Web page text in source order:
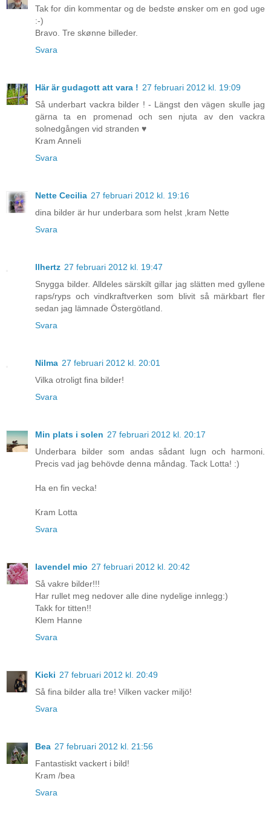
Tak for din kommentar og de bedste ønsker om en god uge
:-)
Bravo. Tre skønne billeder.
Svara
Här är gudagott att vara ! 27 februari 2012 kl. 19:09
Så underbart vackra bilder ! - Längst den vägen skulle jag
gärna ta en promenad och sen njuta av den vackra
solnedgången vid stranden ♥
Kram Anneli
Svara
Nette Cecilia 27 februari 2012 kl. 19:16
dina bilder är hur underbara som helst ,kram Nette
Svara
llhertz 27 februari 2012 kl. 19:47
Snygga bilder. Alldeles särskilt gillar jag slätten med gyllene
raps/ryps och vindkraftverken som blivit så märkbart fler
sedan jag lämnade Östergötland.
Svara
Nilma 27 februari 2012 kl. 20:01
Vilka otroligt fina bilder!
Svara
Min plats i solen 27 februari 2012 kl. 20:17
Underbara bilder som andas sådant lugn och harmoni.
Precis vad jag behövde denna måndag. Tack Lotta! :)
Ha en fin vecka!
Kram Lotta
Svara
lavendel mio 27 februari 2012 kl. 20:42
Så vakre bilder!!!
Har rullet meg nedover alle dine nydelige innlegg:)
Takk for titten!!
Klem Hanne
Svara
Kicki 27 februari 2012 kl. 20:49
Så fina bilder alla tre! Vilken vacker miljö!
Svara
Bea 27 februari 2012 kl. 21:56
Fantastiskt vackert i bild!
Kram /bea
Svara